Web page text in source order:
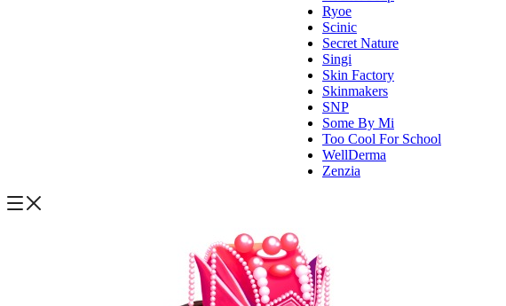
Ryoe
Scinic
Secret Nature
Singi
Skin Factory
Skinmakers
SNP
Some By Mi
Too Cool For School
WellDerma
Zenzia